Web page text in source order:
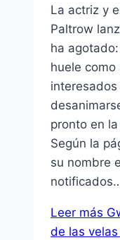
La actriz y
Paltrow
ha
huele como
pronto en
Según la
su nombre
Leer más
de las